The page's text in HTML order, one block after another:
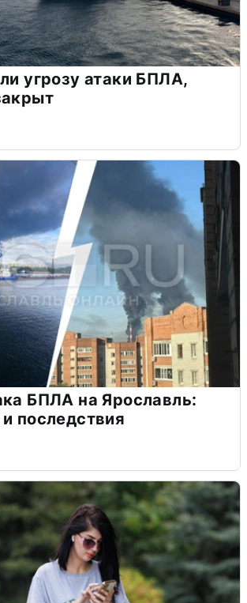
угрозу атаки БПЛА,
БПЛА на Ярославль:
последствия